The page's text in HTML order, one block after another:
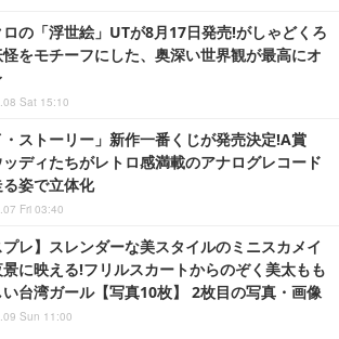
の「浮世絵」UTが8月17日発売!がしゃどくろ
をモチーフにした、奥深い世界観が最高にオ
Sat 15:10
・ストーリー」新作一番くじが発売決定!A賞
ディたちがレトロ感満載のアナログレコード
る姿で立体化
Fri 03:40
プレ】スレンダーな美スタイルのミニスカメイ
景に映える!フリルスカートからのぞく美太もも
台湾ガール【写真10枚】 2枚目の写真・画像
Sun 11:00